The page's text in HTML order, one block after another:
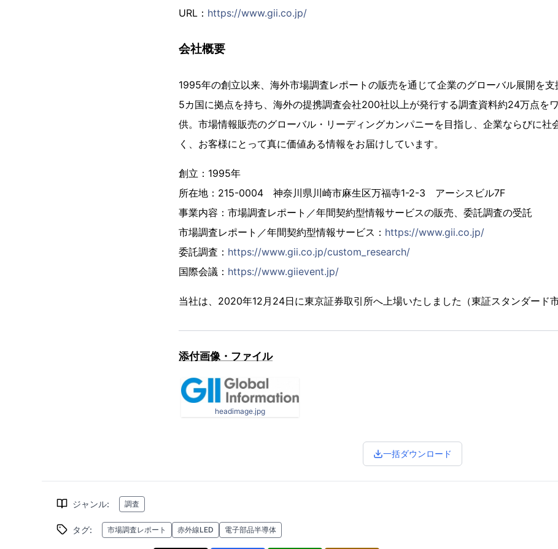
URL： https://www.gii.co.jp/
会社概要
1995年の創立以来、海外市場調査レポートの販売を通じて企業のグローバル展開を
5カ国に拠点を持ち、海外の提携調査会社200社以上が発行する調査資料約24万点を
供。市場情報販売のグローバル・リーディングカンパニーを目指し、企業ならびに社
く、お客様にとって真に価値ある情報をお届けしています。
創立：1995年
所在地：215-0004 神奈川県川崎市麻生区万福寺1-2-3 アーシスビル7F
事業内容：市場調査レポート／年間契約型情報サービスの販売、委託調査の受託
市場調査レポート／年間契約型情報サービス： https://www.gii.co.jp/
委託調査： https://www.gii.co.jp/custom_research/
国際会議： https://www.giievent.jp/
当社は、2020年12月24日に東京証券取引所へ上場いたしました（東証スタンダード市
添付画像・ファイル
headimage.jpg
一括ダウンロード
ジャンル: 調査
タグ: 市場調査レポート 赤外線LED 電子部品半導体